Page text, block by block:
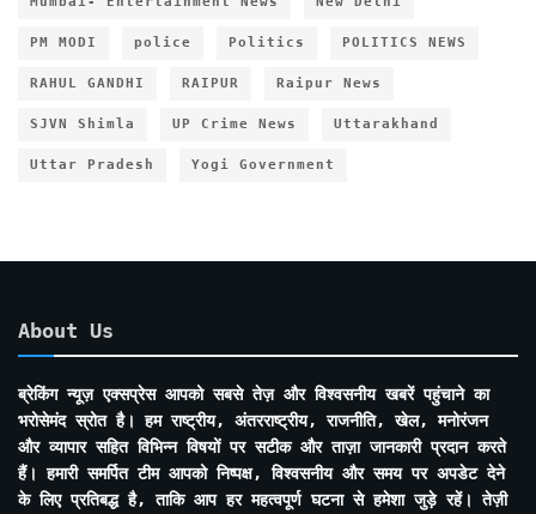
PM MODI police Politics POLITICS NEWS
RAHUL GANDHI RAIPUR Raipur News
SJVN Shimla UP Crime News Uttarakhand
Uttar Pradesh Yogi Government
About Us
ब्रेकिंग न्यूज़ एक्सप्रेस आपको सबसे तेज़ और विश्वसनीय खबरें पहुंचाने का
भरोसेमंद स्रोत है। हम राष्ट्रीय, अंतरराष्ट्रीय, राजनीति, खेल, मनोरंजन
और व्यापार सहित विभिन्न विषयों पर सटीक और ताज़ा जानकारी प्रदान करते
हैं। हमारी समर्पित टीम आपको निष्पक्ष, विश्वसनीय और समय पर अपडेट देने
के लिए प्रतिबद्ध है, ताकि आप हर महत्वपूर्ण घटना से हमेशा जुड़े रहें। तेज़ी